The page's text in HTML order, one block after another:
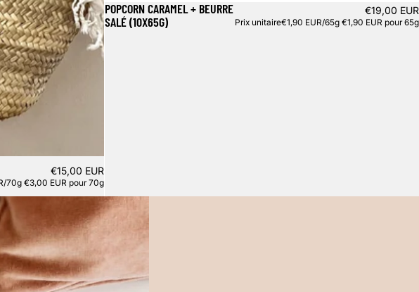
€15,00 EUR
70g €3,00 EUR pour 70g
POPCORN CARAMEL + BEURRE
SALÉ (10X65G)
€19,00 EUR
Prix unitaire€1,90 EUR/65g €1,90 EUR pour 65g